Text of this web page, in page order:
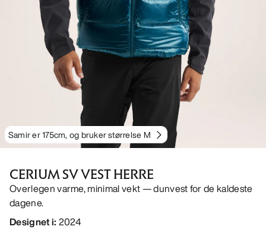
Samir er 175cm, og bruker størrelse M
CERIUM SV VEST HERRE
Overlegen varme, minimal vekt — dunvest for de kaldeste
dagene.
Designet i: 2024